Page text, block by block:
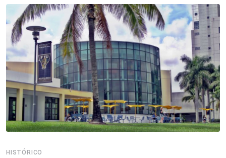
o
o
k
r
d
I
n
e
s
d
s
A
p
p
HISTÓRICO